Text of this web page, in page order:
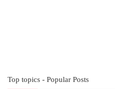
Top topics - Popular Posts